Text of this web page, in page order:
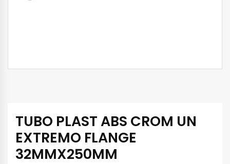
TUBO PLAST ABS CROM UN
EXTREMO FLANGE
32MMX250MM